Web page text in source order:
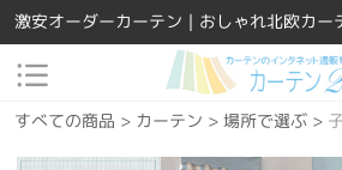
激安オーダーカーテン｜おしゃれ北欧カー
すべての商品 > カーテン > 場所で選ぶ>